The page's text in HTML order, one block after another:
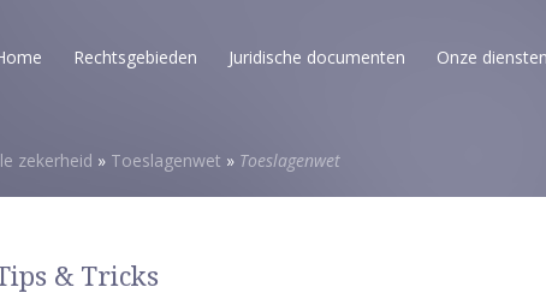
Rechtsgebieden Juridische documenten Onze diensten
zekerheid » Toeslagenwet » Toeslagenwet
& Tricks